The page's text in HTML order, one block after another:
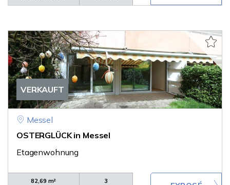
VERKAUFT
Messel
OSTERGLÜCK in Messel
Etagenwohnung
82,69 m²
3